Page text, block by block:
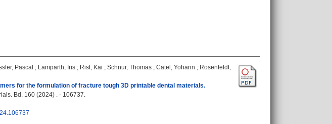
Pascal ; Lamparth, Iris ; Rist, Kai ; Schnur, Thomas ; Catel, Yohann ; Rosenfeldt,
for the formulation of fracture tough 3D printable dental materials.
Bd. 160 (2024) . - 106737.